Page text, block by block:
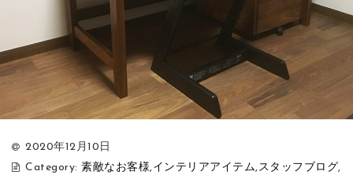
2020年12月10日
Category:素敵なお客様,インテリアアイテム,スタッフブログ,